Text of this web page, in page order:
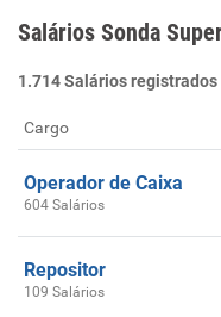
Salários Sonda
1.714 Salários registrados
Cargo
Operador de Caixa
604 Salários
Repositor
109 Salários